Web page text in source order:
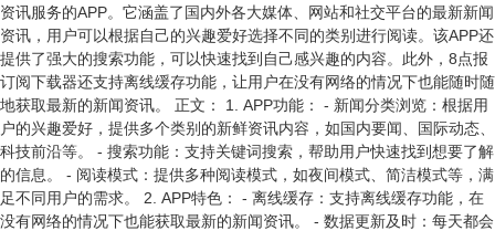
资讯服务的APP。它涵盖了国内外各大媒体、网站和社交平台的最新新闻
资讯，用户可以根据自己的兴趣爱好选择不同的类别进行阅读。该APP还
提供了强大的搜索功能，可以快速找到自己感兴趣的内容。此外，8点报
订阅下载器还支持离线缓存功能，让用户在没有网络的情况下也能随时随
地获取最新的新闻资讯。 正文： 1. APP功能： - 新闻分类浏览：根据用
户的兴趣爱好，提供多个类别的新鲜资讯内容，如国内要闻、国际动态、
科技前沿等。 - 搜索功能：支持关键词搜索，帮助用户快速找到想要了解
的信息。 - 阅读模式：提供多种阅读模式，如夜间模式、简洁模式等，满
足不同用户的需求。 2. APP特色： - 离线缓存：支持离线缓存功能，在
没有网络的情况下也能获取最新的新闻资讯。 - 数据更新及时：每天都会